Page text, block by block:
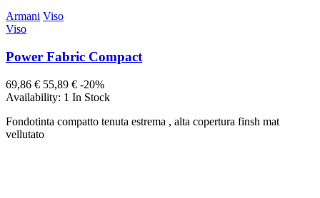
Armani Viso
Viso
Power Fabric Compact
69,86 € 55,89 € -20%
Availability: 1 In Stock
Fondotinta compatto tenuta estrema , alta copertura finsh mat
vellutato